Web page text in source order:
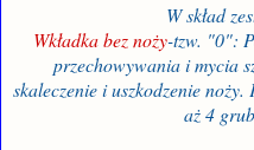
W skład
Wkładka bez noży-tzw. "0":
przechowywania i mycia
skaleczenie i uszkodzenie
aż 4